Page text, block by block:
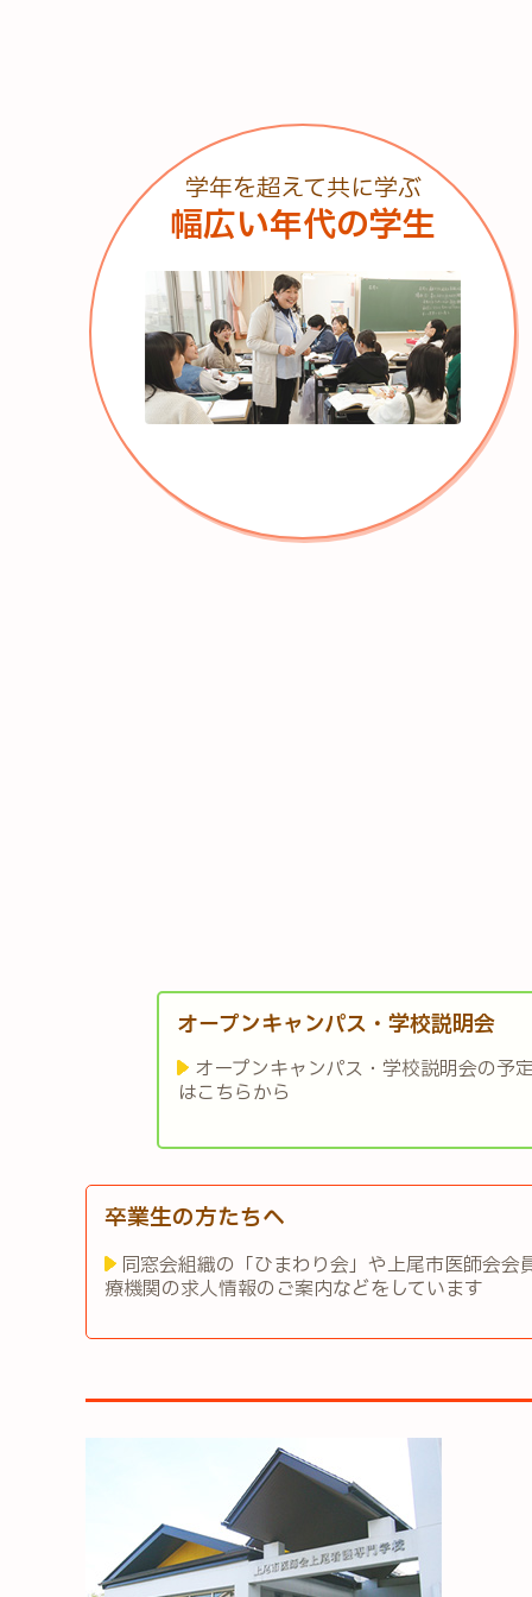
学年を超えて共に学ぶ
幅広い年代の学生
オープンキャンパス・学校説明会
オープンキャンパス・学校説明会の予
はこちらから
卒業生の方たちへ
同窓会組織の「ひまわり会」や上尾市医師会会
療機関の求人情報のご案内などをしています